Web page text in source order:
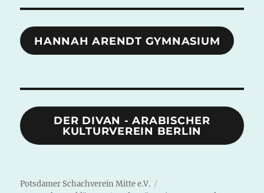
HANNAH ARENDT GYMNASIUM
DER DIVAN - ARABISCHER
KULTURVEREIN BERLIN
Potsdamer Schachverein Mitte e.V.